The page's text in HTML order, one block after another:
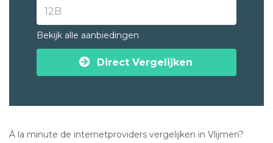
Bekijk alle aanbiedingen
Direct Vergelijken
À la minute de internetproviders vergelijken in Vlijmen?